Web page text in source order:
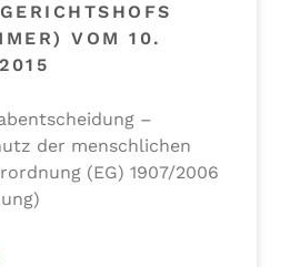
VOM 10.
–
der menschlichen
(EG) 1907/2006